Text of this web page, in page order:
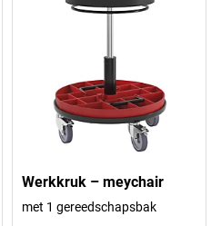
Werkkruk – meychair
met 1 gereedschapsbak